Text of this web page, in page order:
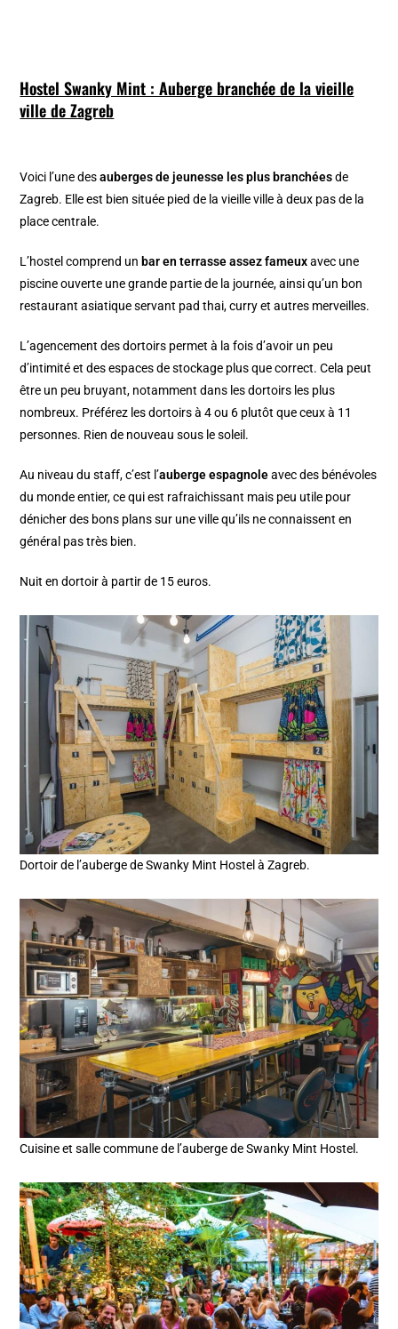
Hostel Swanky Mint : Auberge branchée de la vieille
ville de Zagreb
Voici l’une desauberges de jeunesse les plus branchéesde
Zagreb. Elle est bien située pied de la vieille ville à deux pas de la
place centrale.
L’hostel comprend un bar en terrasse assez fameuxavec une
piscine ouverte une grande partie de la journée, ainsi qu’un bon
restaurant asiatique servant pad thai, curry et autres merveilles.
L’agencement des dortoirs permet à la fois d’avoir un peu
d’intimité et des espaces de stockage plus que correct. Cela peut
être un peu bruyant, notamment dans les dortoirs les plus
nombreux. Préférez les dortoirs à 4 ou 6 plutôt que ceux à 11
personnes. Rien de nouveau sous le soleil.
Au niveau du staff, c’est l’auberge espagnoleavec des bénévoles
du monde entier, ce qui est rafraichissant mais peu utile pour
dénicher des bons plans sur une ville qu’ils ne connaissent en
général pas très bien.
Nuit en dortoir à partir de 15 euros.
Dortoir de l’auberge de Swanky Mint Hostel à Zagreb.
Cuisine et salle commune de l’auberge de Swanky Mint Hostel.